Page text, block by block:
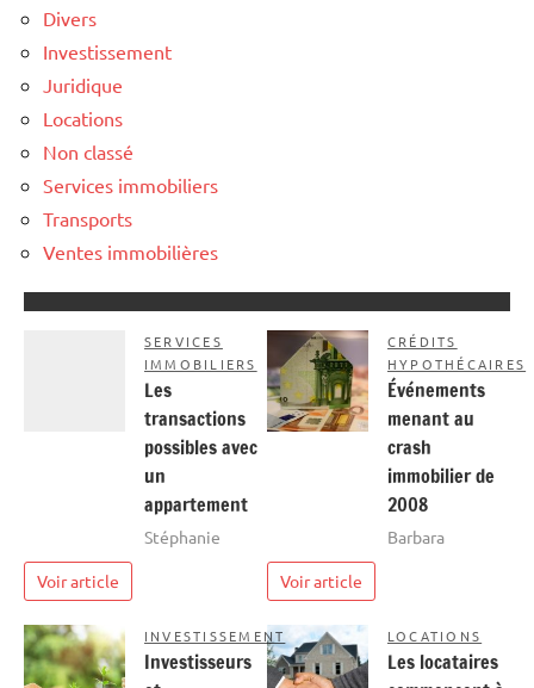
Divers
Investissement
Juridique
Locations
Non classé
Services immobiliers
Transports
Ventes immobilières
SERVICES
IMMOBILIERS
Les
transactions
possibles avec
un
appartement
Stéphanie
Voir article
CRÉDITS
HYPOTHÉCAIRES
Événements
menant au
crash
immobilier de
2008
Barbara
Voir article
INVESTISSEMENT
Investisseurs
LOCATIONS
Les locataires